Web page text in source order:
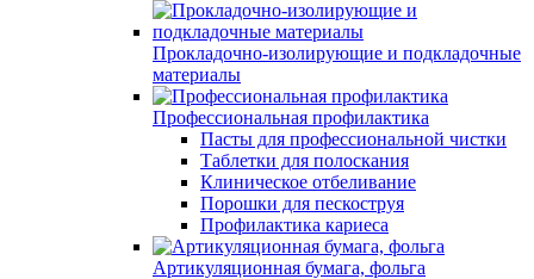
Прокладочно-изолирующие и подкладочные
материалы
Профессиональная профилактика
Пасты для профессиональной чистки
Таблетки для полоскания
Клиническое отбеливание
Порошки для пескоструя
Профилактика кариеса
Артикуляционная бумага, фольга